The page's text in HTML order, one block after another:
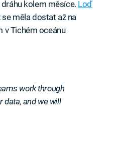
kolem měsíce. Loď
měla dostat až na
v Tichém oceánu
work through
data, and we will